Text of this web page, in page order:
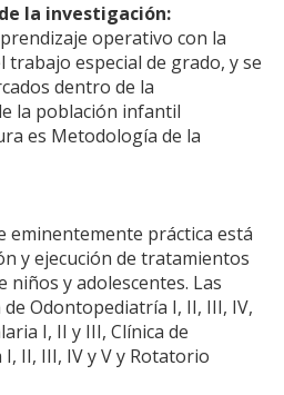
la investigación:
operativo con la
especial de grado, y se
dentro de la
la población infantil
es Metodología de la
eminentemente práctica está
y ejecución de tratamientos
niños y adolescentes. Las
Odontopediatría I, II, III, IV,
I, II y III, Clínica de
II, III, IV y V y Rotatorio